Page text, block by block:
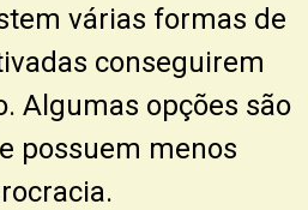
várias formas de
conseguirem
Algumas opções são
possuem menos